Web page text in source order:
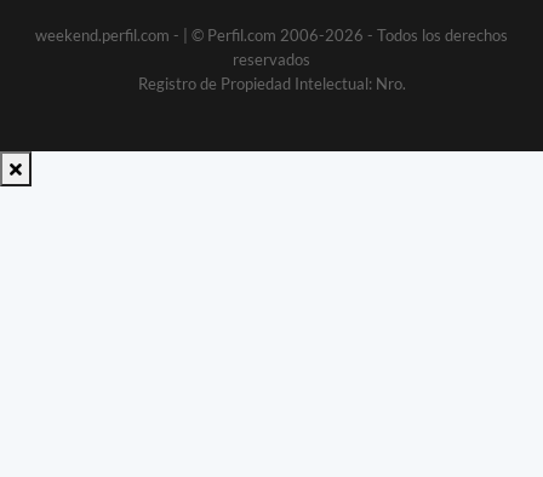
weekend.perfil.com -
| © Perfil.com 2006-2026 - Todos los derechos
reservados
Registro de Propiedad Intelectual: Nro.